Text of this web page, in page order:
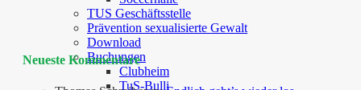
TUS Geschäftsstelle
Prävention sexualisierte Gewalt
Download
Buchungen
Clubheim
TuS-Bulli
Neueste Kommentare